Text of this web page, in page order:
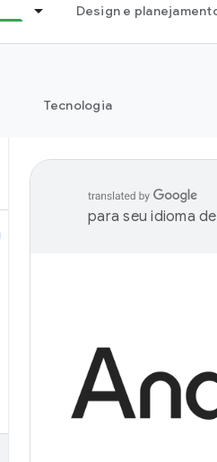
Design e
Tecnologia
para seu idioma